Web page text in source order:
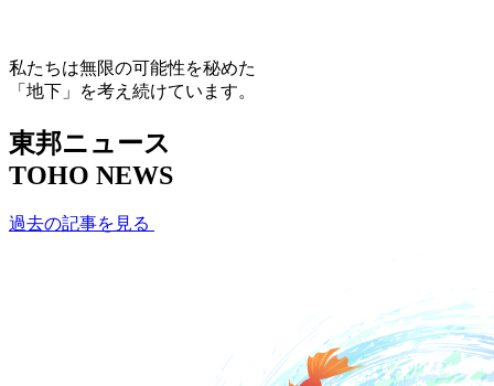
私たちは無限の可能性を秘めた
「地下」を考え続けています。
東邦ニュース
TOHO NEWS
過去の記事を見る